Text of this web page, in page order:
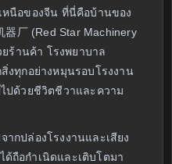
หนือของจีน ที่นี่คือบ้านของ
厂 (Red Star Machinery
ร้านค้า โรงพยาบาล
งทุกอย่างหมุนรอบโรงงาน
ปด้วยชีวิตชีวาและความ
กปล่องโรงงานและเสียง
ถือกำเนิดและเติบโตมา